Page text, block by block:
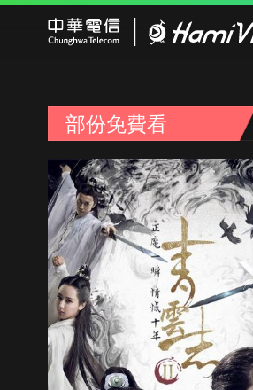
部份免費看